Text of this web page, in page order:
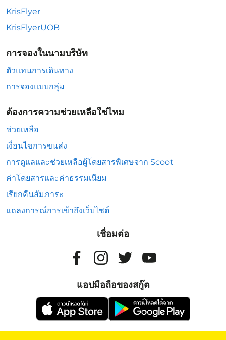
KrisFlyer
KrisFlyerUOB
การจองในนามบริษัท
ตัวแทนการเดินทาง
การจองแบบกลุ่ม
ต้องการความช่วยเหลือใช่ไหม
ช่วยเหลือ
เงื่อนไขการขนส่ง
การดูแลและช่วยเหลือผู้โดยสารพิเศษจาก Scoot
ค่าโดยสารและค่าธรรมเนียม
เรียกคืนสัมภาระ
แถลงการณ์การเข้าถึงเว็บไซต์
เชื่อมต่อ
แอปมือถือของสกู๊ต